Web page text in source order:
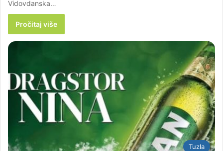
Vidovdanska…
Pročitaj više
Tuzla